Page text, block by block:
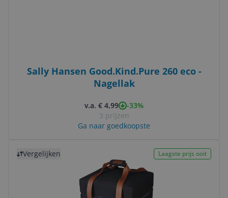
Sally Hansen Good.Kind.Pure 260 eco -
Nagellak
v.a. € 4,99
-33%
3 prijzen
Ga naar goedkoopste
Vergelijken Laagste prijs ooit